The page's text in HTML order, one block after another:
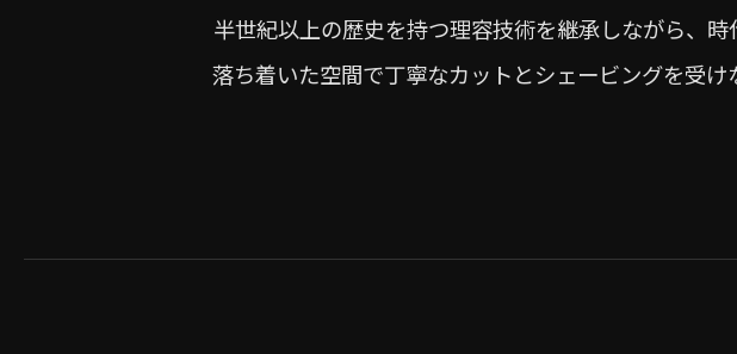
半世紀以上の歴史を持つ理容技術を継承しながら、
落ち着いた空間で丁寧なカットとシェービングを受